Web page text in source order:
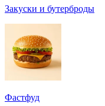
Закуски и бутерброды
Фастфуд